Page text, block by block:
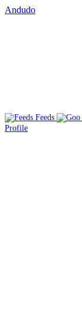
Andudo
Feeds
Profile